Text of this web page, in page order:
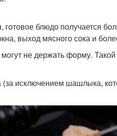
готовое блюдо получается
выход мясного сока и
не держать форму.
исключением шашлыка,